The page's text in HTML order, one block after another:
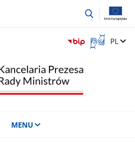
przejdź
Otwórz
okno
Zmień
PL
MENU